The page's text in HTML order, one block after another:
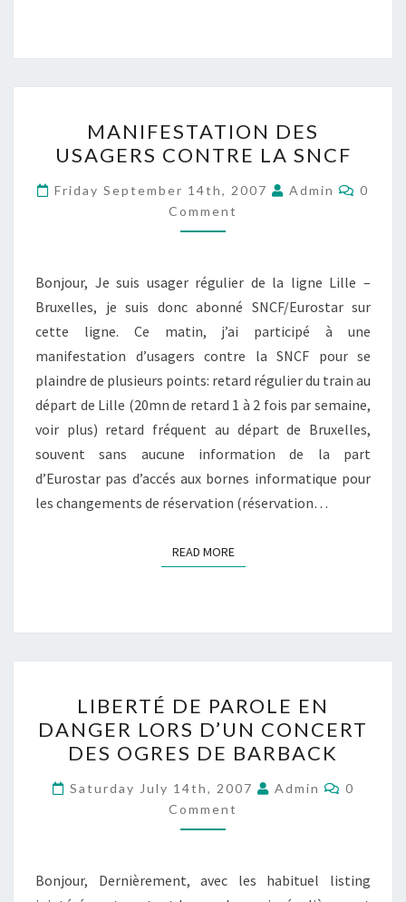
DES
USAGERS
CONTRE
LA
SNCF
MANIFESTATION DES
USAGERS CONTRE LA SNCF
Friday September 14th, 2007 Admin
0
Comment
Bonjour, Je suis usager régulier de la ligne Lille –
Bruxelles, je suis donc abonné SNCF/Eurostar sur
cette ligne. Ce matin, j’ai participé à une
manifestation d’usagers contre la SNCF pour se
plaindre de plusieurs points: retard régulier du train au
départ de Lille (20mn de retard 1 à 2 fois par semaine,
voir plus) retard fréquent au départ de Bruxelles,
souvent sans aucune information de la part
d’Eurostar pas d’accés aux bornes informatique pour
les changements de réservation (réservation…
READ MOREREAD MORE
DE
PAROLE
EN
DANGER
LORS
D’UN
DES
LIBERTÉ DE PAROLE EN
DANGER LORS D’UN CONCERT
DES OGRES DE BARBACK
Saturday July 14th, 2007 Admin
0
Comment
Bonjour, Dernièrement, avec les habituel listing